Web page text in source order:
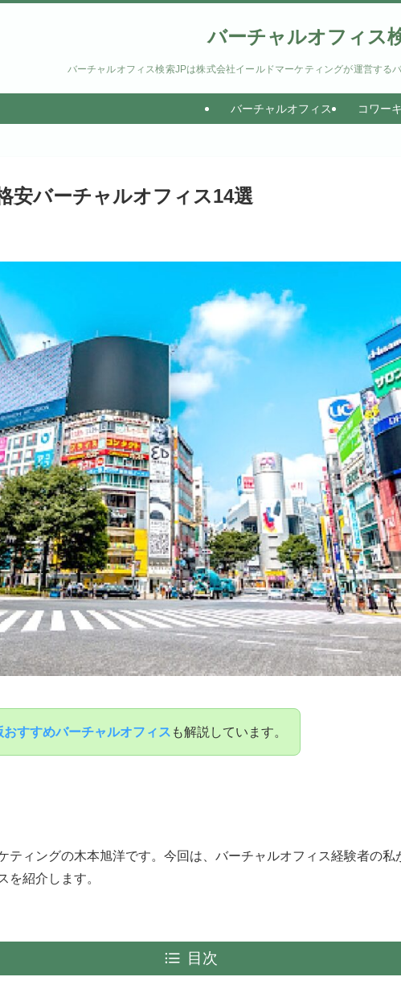
バーチャルオフィス
バーチャルオフィス検索JPは株式会社イールドマーケティングが運営する
バーチャルオフィス コワー
安バーチャルオフィス14選
おすすめバーチャルオフィス も解説しています。
ティングの木本旭洋です。今回は、バーチャルオフィス経験者の私
を紹介します。
目次